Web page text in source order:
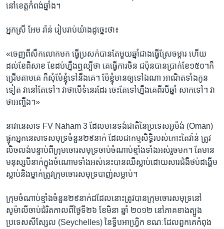
នៅខេត្ត​កំពង់ឆ្នាំង។​
អ្នកស្រី ​អែម រ៉ាន់ រៀបរាប់​យ៉ាង​ដូច្នេះ​ថា៖
«ចេញ​ពី​សឹក​លោក​មក ធ្វើ​ប្រសក់​បាន​តែ​មួយ​ឆ្នាំ​ជាង​ធ្វើ​ស្រែ​ចម្ការ ហើយ
ដល់​ខែ​ពិសាខ ខែ​ដប់​ហ្នឹង​ឮ​ល្បី​ថា ​គេធ្វើ​ការ​ចិន​ ជប៉ុន​បាន​ប្រាក់​ខែ​១៥០។ក៏​
ជ្រើម​តាម​គេ​ ក៏​សុំ​ម៉ែ​ខ្ញុំ​ទៅ​នឹង​គេ។ ម៉ែ​ខ្ញុំ​មាន​ឲ្យ​ទៅ​ឯណា អាណិត​ទាំង​កូន​
ទៀត​ វា​នៅ​តែ​ទៅ។ វា​ថា​បើ​ទំនេរ​ដែរ ចេះ​តែ​ទៅ​ហ្នឹង​គេ​ពីរ​បី​ឆ្នាំ សាក​ទៅ។​ វា​
ថា​អញ្ចឹង។»
នាវា​នេសាទ​ FV Naham 3 ​ដែល​មាន​ទង់ជាតិ​នៃ​ប្រទេស​អូម៉ង់​ (Oman)​
ផ្ទុក​អ្នក​នេសាទ​សមុទ្រ​ចំនួន​២៩​នាក់​ ដែលជា​កម្មសិទ្ធិ​របស់កោះ​តៃវ៉ាន់​ ត្រូវ​
លិច​លង់​បន្ទាប់​ពី​ក្រុម​ចោរ​សមុទ្រ​ចាប់​ចំណាប់​ខ្មាំង​ទាំងអស់រួចមក។ តែមាន​
មនុស្ស​បី​នាក់​ក្នុង​ចំណោម​ទាំង​អស់​នេះ​បាន​ឈឺ​ស្លាប់​ដោយសារ​ជំងឺ​ថប់​ដង្ហើម​
ស្លាប់​និង​ម្នាក់​ត្រូវ​ក្រុម​ចោរ​សមុទ្រ​បាញ់​សម្លាប់។
ក្រុម​ចំណាប់​ខ្មាំងចំនួន​២៩នាក់​ដដែល​នោះ​ត្រូវ​បាន​ក្រុម​ចោរ​សមុទ្រ​នៅ​
សូម៉ាលី​ចាប់​ជំរិត​កាល​ពី​ថ្ងៃ​ទី​២៦ ខែ​មិនា ​ឆ្នាំ ២០១២​ នៅ​ភាគ​ខាង​ត្បូង​
ប្រទេស​សីស្សែល (Seychelles) នៃ​ទ្វីប​អាហ្វ្រិក​ ខណៈ​ដែល​ពួកគេ​កំពុង​